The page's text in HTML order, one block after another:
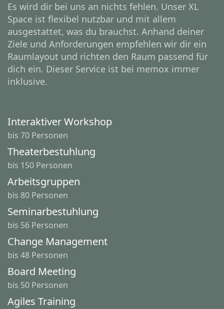
Es wird dir bei uns an nichts fehlen. Unser XL
Space ist flexibel nutzbar und mit allem
ausgestattet, was du brauchst. Anhand deiner
Ziele und Anforderungen empfehlen wir dir ein
Raumlayout und richten den Raum passend für
dich ein. Dieser Service ist bei memox immer
inklusive.
Interaktiver Workshop
bis 70 Personen
Theaterbestuhlung
bis 150 Personen
Arbeitsgruppen
bis 80 Personen
Seminarbestuhlung
bis 56 Personen
Change Management
bis 48 Personen
Board Meeting
bis 50 Personen
Agiles Training